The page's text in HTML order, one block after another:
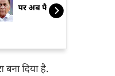
पर अब फैसला टालना मुश्किल
दिया है.